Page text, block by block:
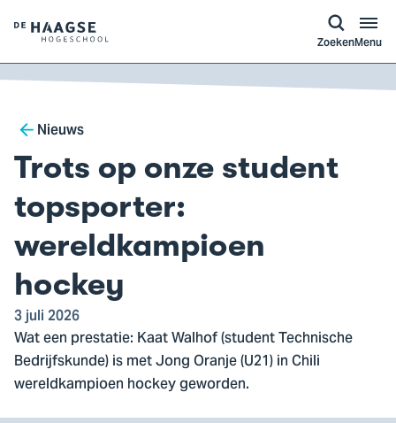
Logo
van
De
Hogeschool,
ga
naar
de
homepagina
ZoekenMenu
Breadcrumb
Nieuws
Trots op onze student
topsporter:
wereldkampioen
hockey
3 juli 2026
Wat een prestatie: Kaat Walhof (student Technische
Bedrijfskunde) is met Jong Oranje (U21) in Chili
wereldkampioen hockey geworden.